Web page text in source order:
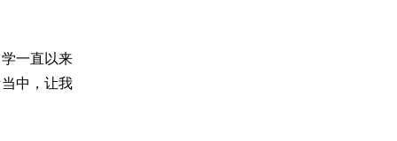
一直以来
中，让我